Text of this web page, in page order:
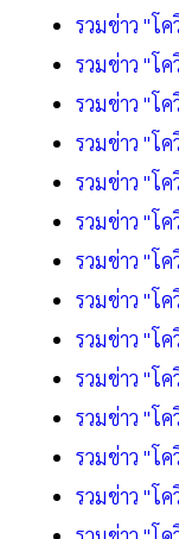
รวมข่าว "โ
รวมข่าว "โ
รวมข่าว "โ
รวมข่าว "โ
รวมข่าว "โ
รวมข่าว "โ
รวมข่าว "โ
รวมข่าว "โ
รวมข่าว "โ
รวมข่าว "โ
รวมข่าว "โ
รวมข่าว "โ
รวมข่าว "โ